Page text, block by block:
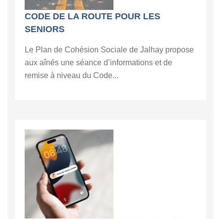
CODE DE LA ROUTE POUR LES
SENIORS
Le Plan de Cohésion Sociale de Jalhay propose
aux aînés une séance d’informations et de
remise à niveau du Code...